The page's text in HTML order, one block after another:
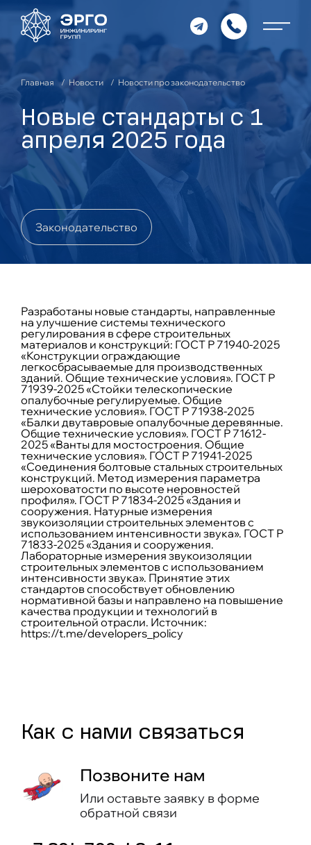
Главная Новости Новости про законодательство
Новые стандарты с 1
апреля 2025 года
Законодательство
Разработаны новые стандарты, направленные
на улучшение системы технического
регулирования в сфере строительных
материалов и конструкций: ГОСТ Р 71940-2025
«Конструкции ограждающие
легкосбрасываемые для производственных
зданий. Общие технические условия». ГОСТ Р
71939-2025 «Стойки телескопические
опалубочные регулируемые. Общие
технические условия». ГОСТ Р 71938-2025
«Балки двутавровые опалубочные деревянные.
Общие технические условия». ГОСТ Р 71612-
2025 «Ванты для мостостроения. Общие
технические условия». ГОСТ Р 71941-2025
«Соединения болтовые стальных строительных
конструкций. Метод измерения параметра
шероховатости по высоте неровностей
профиля». ГОСТ Р 71834-2025 «Здания и
сооружения. Натурные измерения
звукоизоляции строительных элементов с
использованием интенсивности звука». ГОСТ Р
71833-2025 «Здания и сооружения.
Лабораторные измерения звукоизоляции
строительных элементов с использованием
интенсивности звука». Принятие этих
стандартов способствует обновлению
нормативной базы и направлено на повышение
качества продукции и технологий в
строительной отрасли. Источник:
https://t.me/developers_policy
Как c нами связаться
Позвоните нам
Или оставьте заявку в форме
обратной связи